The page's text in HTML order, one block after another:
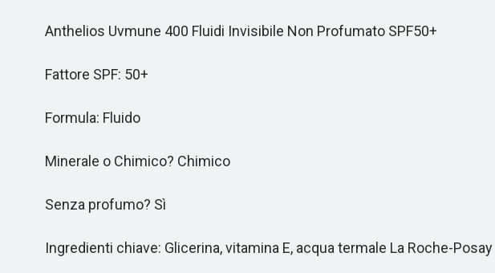
Anthelios Uvmune 400 Fluidi Invisibile Non Profumato SPF50+
Fattore SPF: 50+
Formula: Fluido
Minerale o Chimico? Chimico
Senza profumo? Sì
Ingredienti chiave: Glicerina, vitamina E, acqua termale La Roche-Posay